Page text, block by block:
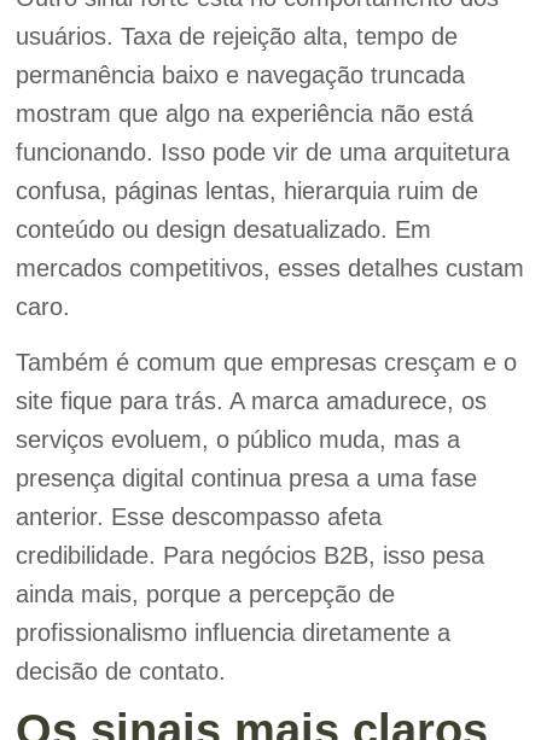
usuários. Taxa de rejeição alta, tempo de
permanência baixo e navegação truncada
mostram que algo na experiência não está
funcionando. Isso pode vir de uma arquitetura
confusa, páginas lentas, hierarquia ruim de
conteúdo ou design desatualizado. Em
mercados competitivos, esses detalhes custam
caro.
Também é comum que empresas cresçam e o
site fique para trás. A marca amadurece, os
serviços evoluem, o público muda, mas a
presença digital continua presa a uma fase
anterior. Esse descompasso afeta
credibilidade. Para negócios B2B, isso pesa
ainda mais, porque a percepção de
profissionalismo influencia diretamente a
decisão de contato.